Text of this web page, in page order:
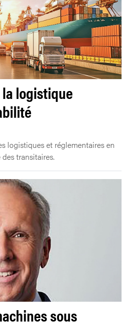
logistique
logistiques et réglementaires en
transitaires.
sous